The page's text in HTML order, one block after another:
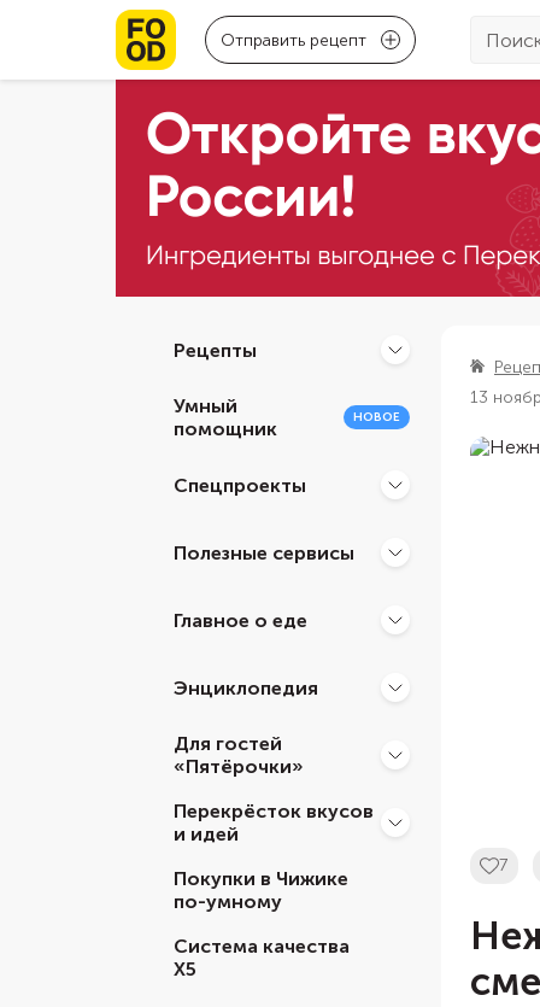
Отправить рецепт
Рецепты
Умный
помощник
НОВОЕ
Спецпроекты
Полезные сервисы
Главное о еде
Энциклопедия
Для гостей
«Пятёрочки»
Перекрёсток вкусов
и идей
Покупки в Чижике
по-умному
Система качества
Х5
13
7